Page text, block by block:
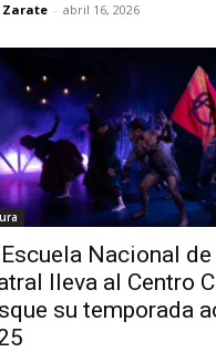
Zarate - abril 16, 2026
Nacional
lleva al Centro
su temporada